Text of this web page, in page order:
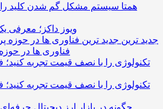
همتا سیستم مشکل گم شدن کلید
ویوز داکز؛ معرفی
جدید ترین
فناوری ها در
تکنولوژی را با نصف قیمت تجربه کنید؛